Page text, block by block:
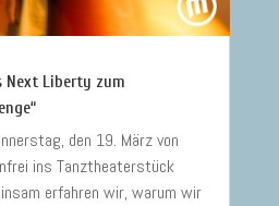
Next Liberty zum
den 19. März von
ins Tanztheaterstück
erfahren wir, warum wir